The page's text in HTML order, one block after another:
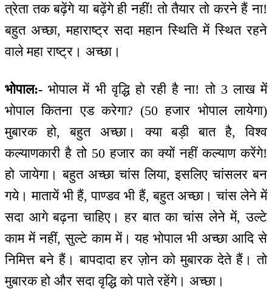
त्रेता तक बढ़ेंगे या बढ़ेंगे ही नहीं! तो तैयार तो करने हैं ना!
बहुत अच्छा, महाराष्ट्र सदा महान स्थिति में स्थित रहने
वाले महा राष्ट्र। अच्छा।
भोपाल:- भोपाल में भी वृद्धि हो रही है ना! तो 3 लाख में
भोपाल कितना एड करेगा? (50 हजार भोपाल लायेगा)
मुबारक हो, बहुत अच्छा। क्या बड़ी बात है, विश्व
कल्याणकारी है तो 50 हजार का क्यों नहीं कल्याण करेंगे!
हो जायेगा। बहुत अच्छा चांस लिया, इसलिए चांसलर बन
गये। मातायें भी हैं, पाण्डव भी हैं, बहुत अच्छा। चांस लेने में
सदा आगे बढ़ना चाहिए। हर बात का चांस लेने में, उल्टे
काम में नहीं, सुल्टे काम में। यह भोपाल भी अच्छा आदि से
निमित्त बने हैं। बापदादा हर ज़ोन को मुबारक देते हैं। तो
मुबारक हो और सदा वृद्धि को पाते रहेंगे। अच्छा।